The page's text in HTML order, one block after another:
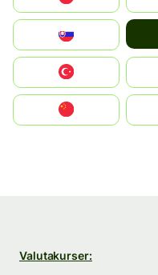
United States
中國香港特別行政區
Valutakurser: